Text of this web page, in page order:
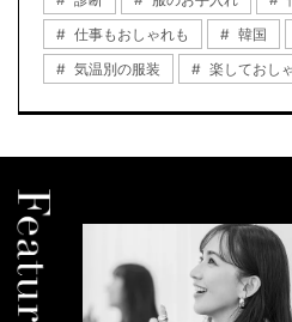
仕事もおしゃれも
韓国
気温別の服装
楽しておし